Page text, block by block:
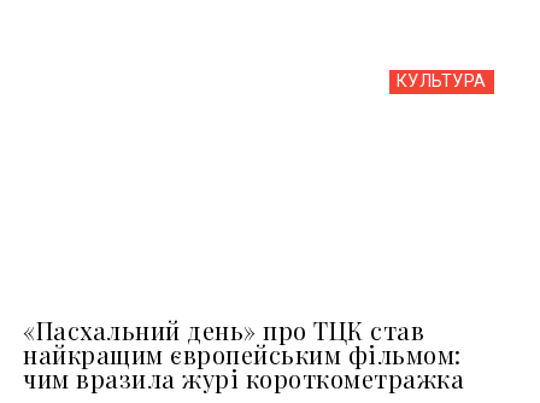
КУЛЬТУРА
«Пасхальний день» про ТЦК став
найкращим європейським фільмом:
чим вразила журі короткометражка